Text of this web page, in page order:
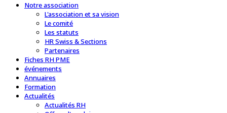
Notre association
L'association et sa vision
Le comité
Les statuts
HR Swiss & Sections
Partenaires
Fiches RH PME
événements
Annuaires
Formation
Actualités
Actualités RH